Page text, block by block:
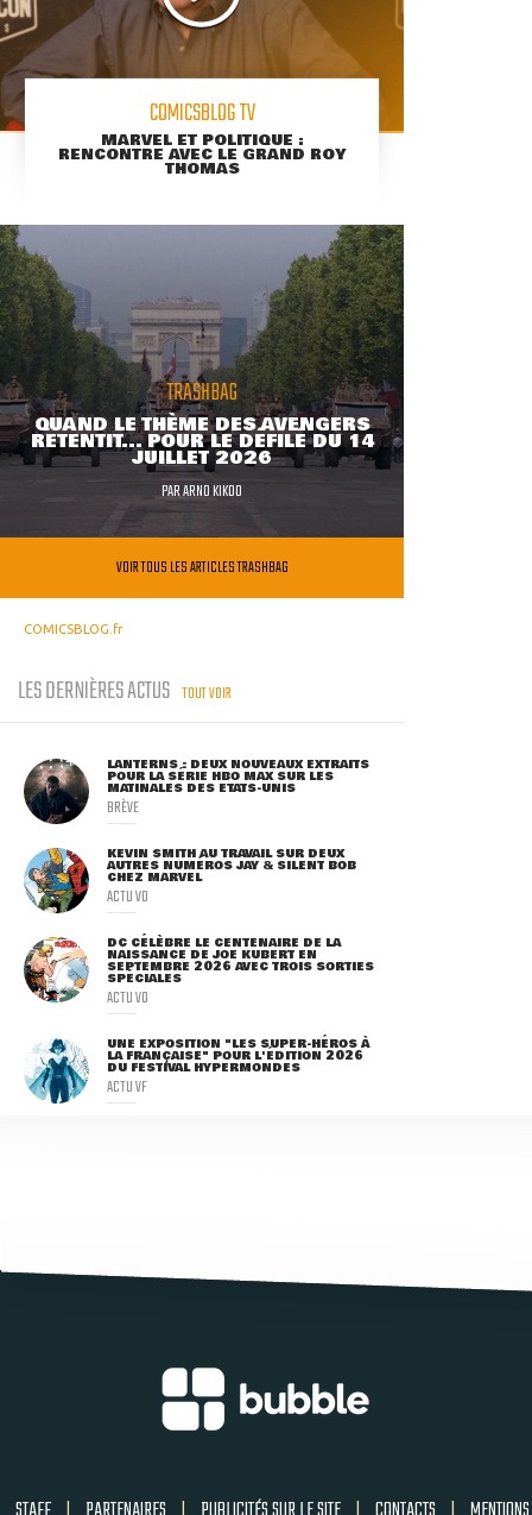
COMICSBLOG TV
MARVEL ET POLITIQUE :
RENCONTRE AVEC LE GRAND ROY
THOMAS
TRASHBAG
QUAND LE THÈME DES AVENGERS
RETENTIT... POUR LE DÉFILÉ DU 14
JUILLET 2026
PARARNO KIKOO
VOIR TOUS LES ARTICLES TRASHBAG
COMICSBLOG.fr
LES DERNIÈRES ACTUS TOUT VOIR
LANTERNS : DEUX NOUVEAUX EXTRAITS
POUR LA SÉRIE HBO MAX SUR LES
MATINALES DES ETATS-UNIS
BRÈVE
KEVIN SMITH AU TRAVAIL SUR DEUX
AUTRES NUMÉROS JAY & SILENT BOB
CHEZ MARVEL
ACTU VO
DC CÉLÈBRE LE CENTENAIRE DE LA
NAISSANCE DE JOE KUBERT EN
SEPTEMBRE 2026 AVEC TROIS SORTIES
SPÉCIALES
ACTU VO
UNE EXPOSITION "LES SUPER-HÉROS À
LA FRANÇAISE" POUR L'ÉDITION 2026
DU FESTIVAL HYPERMONDES
ACTU VF